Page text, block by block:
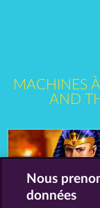
MACHINES
AND
Nous
données